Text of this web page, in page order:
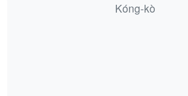
Kóng-kò